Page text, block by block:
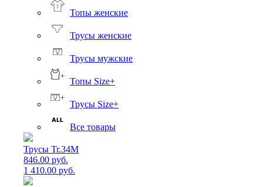
Топы женские
Трусы женские
Трусы мужские
Топы Size+
Трусы Size+
Все товары
Трусы Tr.34M
846.00 руб.
1 410.00 руб.